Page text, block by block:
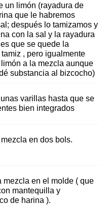
un limón (rayadura de
que le habremos
después lo tamizamos y
con la sal y la rayadura
que se quede la
, pero igualmente
a la mezcla aunque
substancia al bizcocho)
varillas hasta que se
bien integrados
en dos bols.
mezcla en el molde ( que
mantequilla y
de harina ).